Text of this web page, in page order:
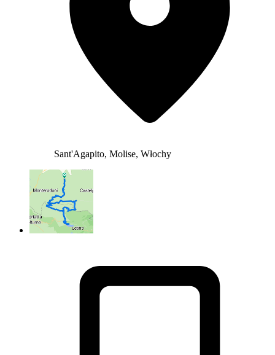
Sant'Agapito, Molise, Włochy